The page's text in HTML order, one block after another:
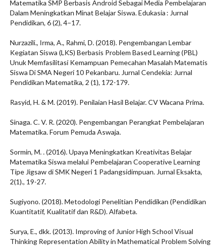
Matematika SMP Berbasis Android Sebagai Media Pembelajaran
Dalam Meningkatkan Minat Belajar Siswa. Edukasia : Jurnal
Pendidikan, 6 (2), 4–17.
Nurzazili., Irma, A., Rahmi, D. (2018). Pengembangan Lembar
Kegiatan Siswa (LKS) Berbasis Problem Based Learning (PBL)
Unuk Memfasilitasi Kemampuan Pemecahan Masalah Matematis
Siswa Di SMA Negeri 10 Pekanbaru. Jurnal Cendekia: Jurnal
Pendidikan Matematika, 2 (1), 172-179.
Rasyid, H. & M. (2019). Penilaian Hasil Belajar. CV Wacana Prima.
Sinaga. C. V. R. (2020). Pengembangan Perangkat Pembelajaran
Matematika. Forum Pemuda Aswaja.
Sormin, M. . (2016). Upaya Meningkatkan Kreativitas Belajar
Matematika Siswa melalui Pembelajaran Cooperative Learning
Tipe Jigsaw di SMK Negeri 1 Padangsidimpuan. Jurnal Eksakta,
2(1)., 19-27.
Sugiyono. (2018). Metodologi Penelitian Pendidikan (Pendidikan
Kuantitatif, Kualitatif dan R&D). Alfabeta.
Surya, E., dkk. (2013). Improving of Junior High School Visual
Thinking Representation Ability in Mathematical Problem Solving